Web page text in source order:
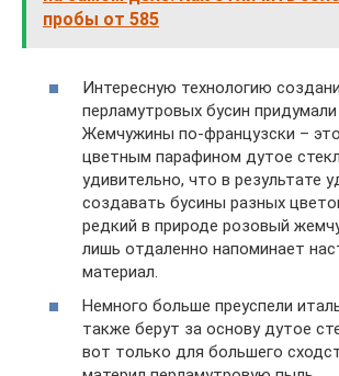
пробы от 585
Интересную технологию
перламутровых бусин
Жемчужины по-французски –
цветным парафином дутое
удивительно, что в результате
создавать бусины разных
редкий в природе розовый
лишь отдаленно напоминает
материал.
Немного больше преуспели
также берут за основу дутое
вот только для большего